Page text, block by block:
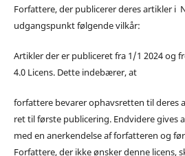
Forfattere, der publicerer deres artikler i
udgangspunkt følgende vilkår:
Artikler der er publiceret fra 1/1 2024 og
4.0 Licens. Dette indebærer, at
forfattere bevarer ophavsretten til deres
ret til første publicering. Endvidere gives
med en anerkendelse af forfatteren og
Forfattere, der ikke ønsker denne licens,